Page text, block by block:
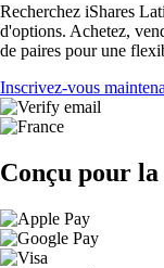
Recherchez iShares
d'options. Achetez,
de paires pour une
Inscrivez-vous
Conçu pour